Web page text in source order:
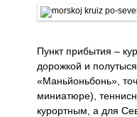
Пункт прибытия –
дорожкой и
«Маньйоньбонь»,
миниатюре),
курортным, а для